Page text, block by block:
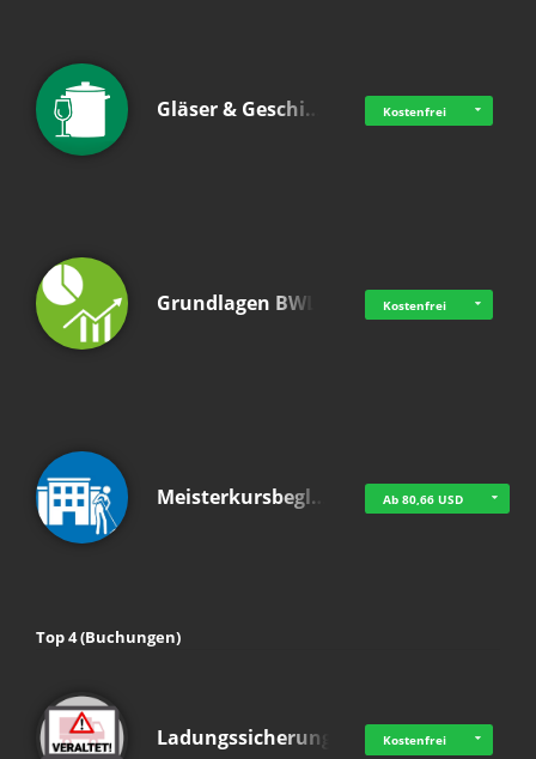
Gläser & Geschi… Kostenfrei
Grundlagen BWL Kostenfrei
Meisterkursbegl… Ab 80,66 USD
Top 4 (Buchungen)
Ladungssicherung Kostenfrei